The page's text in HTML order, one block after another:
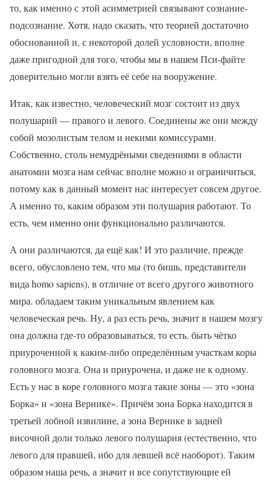
то, как именно с этой асимметрией связывают сознание-
подсознание. Хотя, надо сказать, что теорией достаточно
обоснованной и, с некоторой долей условности, вполне
даже пригодной для того, чтобы мы в нашем Пси-файте
доверительно могли взять её себе на вооружение.
Итак, как известно, человеческий мозг состоит из двух
полушарий — правого и левого. Соединены же они между
собой мозолистым телом и некими комиссурами.
Собственно, столь немудрёными сведениями в области
анатомии мозга нам сейчас вполне можно и ограничиться,
потому как в данный момент нас интересует совсем другое.
А именно то, каким образом эти полушария работают. То
есть, чем именно они функционально различаются.
А они различаются, да ещё как! И это различие, прежде
всего, обусловлено тем, что мы (то бишь, представители
вида homo sapiens), в отличие от всего другого животного
мира. обладаем таким уникальным явлением как
человеческая речь. Ну, а раз есть речь, значит в нашем мозгу
она должна где-то образовываться, то есть. быть чётко
приуроченной к каким-либо определённым участкам коры
головного мозга. Она и приурочена, и даже не к одному.
Есть у нас в коре головного мозга такие зоны — это «зона
Борка» и «зона Вернике». Причём зона Борка находится в
третьей лобной извилине, а зона Вернике в задней
височной доли только левого полушария (естественно, что
левого для правшей, ибо для левшей всё наоборот). Таким
образом наша речь, а значит и все сопутствующие ей